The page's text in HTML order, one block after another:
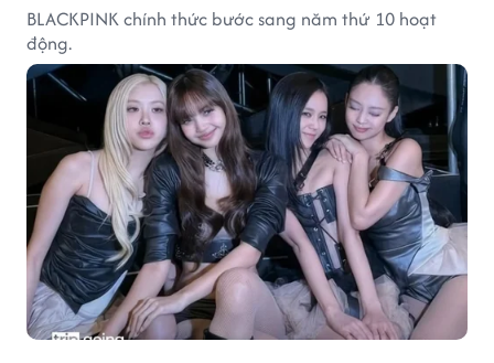
BLACKPINK chính thức bước sang năm thứ 10 hoạt
động.